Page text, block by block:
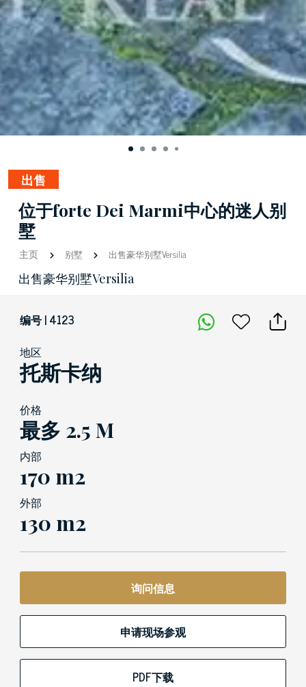
出售
位于forte Dei Marmi中心的迷人别
墅
主页 别墅 出售豪华别墅Versilia
出售豪华别墅Versilia
编号 | 4123
地区
托斯卡纳
价格
最多 2.5 M
内部
170 m2
外部
130 m2
询问信息
申请现场参观
PDF下载